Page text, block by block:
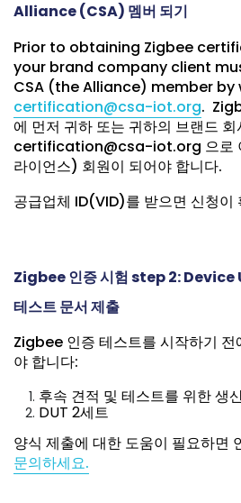
Alliance (CSA) 멤버 되기
Prior to obtaining Zigbee
your brand company client
CSA (the Alliance) member
certification@csa-iot.org.
에 먼저 귀하 또는 귀하의 브랜드 회
certification@csa-iot.org 으로
라이언스) 회원이 되어야 합니다.
공급업체 ID(VID)를 받으면 신청이
Zigbee 인증 시험 step 2:
테스트 문서 제출
Zigbee 인증 테스트를 시작하기 전
야 합니다:
후속 견적 및 테스트를 위한 생
DUT 2세트
양식 제출에 대한 도움이 필요하면
문의하세요.